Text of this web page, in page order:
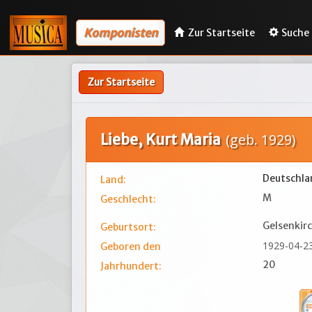
Komponisten Zur Startseite Suche
Zur Startseite
Liebe, Kurt Maria (geb. 1929)
Land:
Geschlecht:
M
Geburtsort:
Geboren den
1929-04-
Jahrhundert: 20